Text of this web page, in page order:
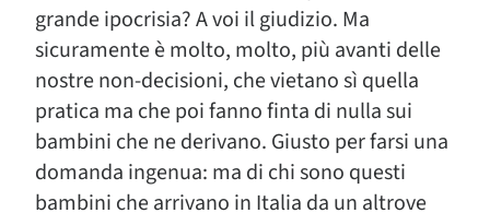
grande ipocrisia? A voi il giudizio. Ma
sicuramente è molto, molto, più avanti delle
nostre non-decisioni, che vietano sì quella
pratica ma che poi fanno finta di nulla sui
bambini che ne derivano. Giusto per farsi una
domanda ingenua: ma di chi sono questi
bambini che arrivano in Italia da un altrove